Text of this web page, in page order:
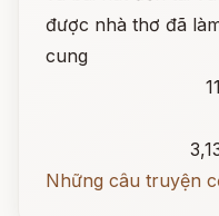
được nhà thơ đã
cung
Những câu truyện